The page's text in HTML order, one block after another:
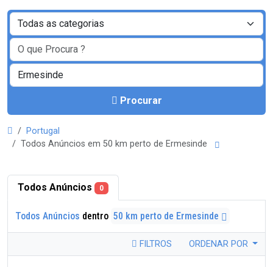
Procurar
Portugal
Todos Anúncios em 50 km perto de Ermesinde
Todos Anúncios 0
Todos Anúncios dentro 50 km perto de Ermesinde
FILTROS ORDENAR POR